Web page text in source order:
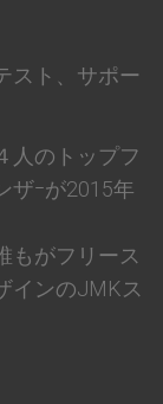
スト、サポー
人のトップフ
ザｰが2015年
もがフリース
インのJMKス